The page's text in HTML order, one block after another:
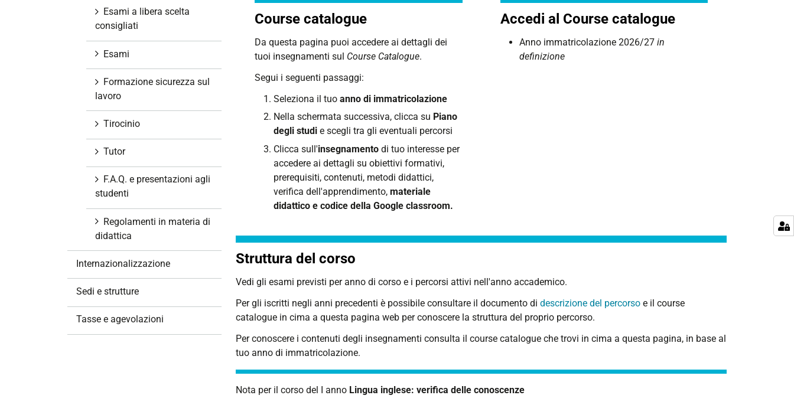
Course catalogue
Da questa pagina puoi accedere ai dettagli dei
tuoi insegnamenti sul Course Catalogue.
Segui i seguenti passaggi:
Seleziona il tuo anno di immatricolazione
Nella schermata successiva, clicca su Piano
degli studi e scegli tra gli eventuali percorsi
Clicca sull'insegnamento di tuo interesse per
accedere ai dettagli su obiettivi formativi,
prerequisiti, contenuti, metodi didattici,
verifica dell'apprendimento, materiale
didattico e codice della Google classroom.
Accedi al Course catalogue
Anno immatricolazione 2026/27 in
definizione
Struttura del corso
Vedi gli esami previsti per anno di corso e i percorsi attivi nell'anno accademico.
Per gli iscritti negli anni precedenti è possibile consultare il documento di descrizione del percorso e il course
catalogue in cima a questa pagina web per conoscere la struttura del proprio percorso.
Per conoscere i contenuti degli insegnamenti consulta il course catalogue che trovi in cima a questa pagina, in base al
tuo anno di immatricolazione.
Nota per il corso del I anno Lingua inglese: verifica delle conoscenze
Esami a libera scelta
consigliati
Esami
Formazione sicurezza sul
lavoro
Tirocinio
Tutor
F.A.Q. e presentazioni agli
studenti
Regolamenti in materia di
didattica
Internazionalizzazione
Sedi e strutture
Tasse e agevolazioni